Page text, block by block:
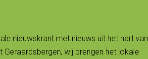
nieuwskrant met nieuws uit het hart van
wij brengen het lokale